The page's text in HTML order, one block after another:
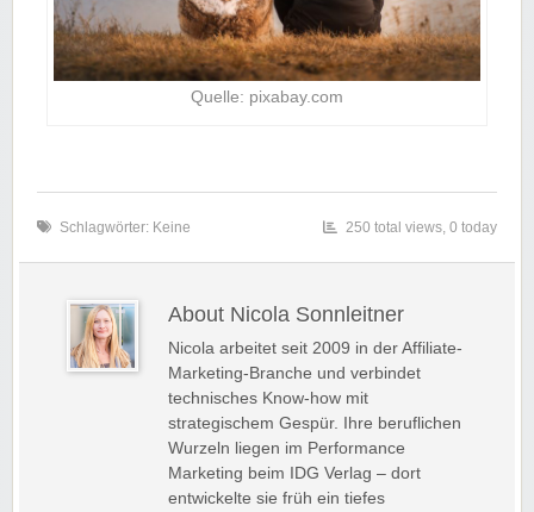
Quelle: pixabay.com
Schlagwörter: Keine 250 total views, 0 today
About Nicola Sonnleitner
Nicola arbeitet seit 2009 in der Affiliate-
Marketing-Branche und verbindet
technisches Know-how mit
strategischem Gespür. Ihre beruflichen
Wurzeln liegen im Performance
Marketing beim IDG Verlag – dort
entwickelte sie früh ein tiefes